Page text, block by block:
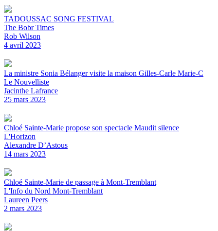
TADOUSSAC SONG FESTIVAL
The Bobr Times
Rob Wilson
4 avril 2023
La ministre Sonia Bélanger visite la maison Gilles-Carle Marie-C
Le Nouvelliste
Jacinthe Lafrance
25 mars 2023
Chloé Sainte-Marie propose son spectacle Maudit silence
L'Horizon
Alexandre D’Astous
14 mars 2023
Chloé Sainte-Marie de passage à Mont-Tremblant
L'Info du Nord Mont-Tremblant
Laureen Peers
2 mars 2023